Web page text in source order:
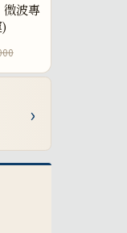
微波專
›